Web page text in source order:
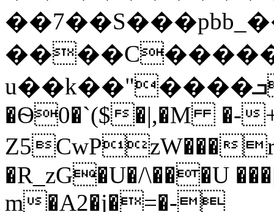
u��k��"����ܒdD�G3�܃Jw�H�e��vdB���;!
�Ѳ0�`($�|,�M �-
Z5CwPzW���
�R_zG�U�/\���U
m�A2�j�=�-